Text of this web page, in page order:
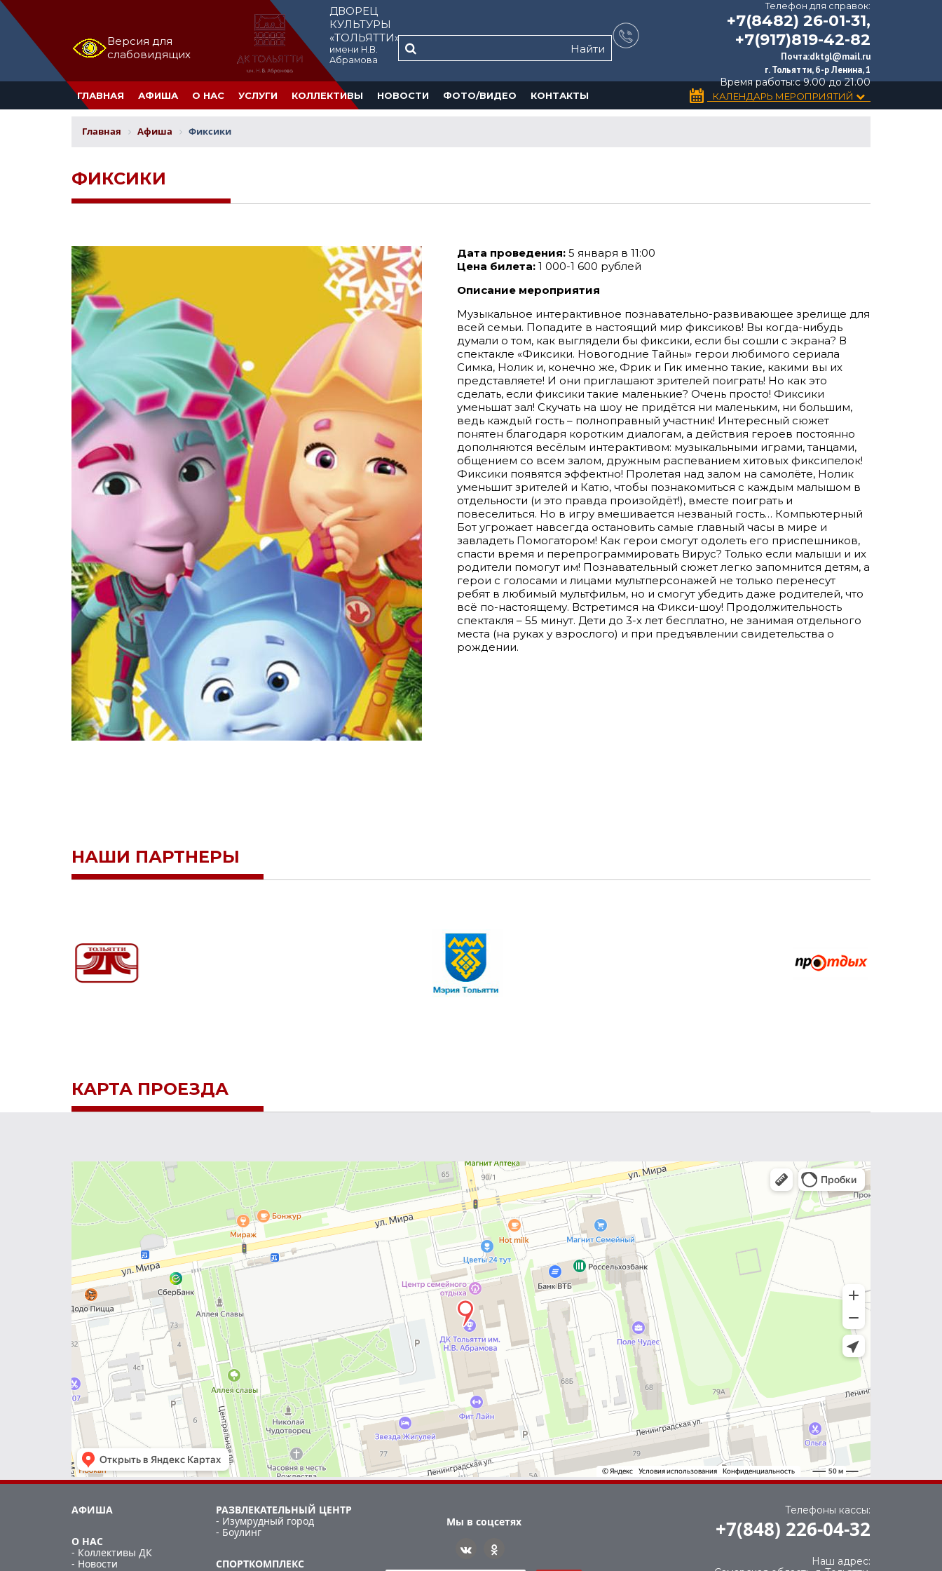
Версия для
слабовидящих
ДВОРЕЦ
КУЛЬТУРЫ
«ТОЛЬЯТТИ»
имени Н.В.
Абрамова
Найти
Телефон для справок:
+7(8482) 26-01-31,
+7(917)819-42-82
Почта:dktgl@mail.ru
г. Тольятти, б-р Ленина, 1
Время работы:с 9.00 до 21.00
ГЛАВНАЯ АФИША О НАС УСЛУГИ КОЛЛЕКТИВЫ НОВОСТИ ФОТО/ВИДЕО КОНТАКТЫ КАЛЕНДАРЬ МЕРОПРИЯТИЙ
Главная Афиша Фиксики
ФИКСИКИ
Дата проведения: 5 января в 11:00
Цена билета: 1 000-1 600 рублей
Описание мероприятия
Музыкальное интерактивное познавательно-развивающее зрелище для
всей семьи. Попадите в настоящий мир фиксиков! Вы когда-нибудь
думали о том, как выглядели бы фиксики, если бы сошли с экрана? В
спектакле «Фиксики. Новогодние Тайны» герои любимого сериала
Симка, Нолик и, конечно же, Фрик и Гик именно такие, какими вы их
представляете! И они приглашают зрителей поиграть! Но как это
сделать, если фиксики такие маленькие? Очень просто! Фиксики
уменьшат зал! Скучать на шоу не придётся ни маленьким, ни большим,
ведь каждый гость – полноправный участник! Интересный сюжет
понятен благодаря коротким диалогам, а действия героев постоянно
дополняются весёлым интерактивом: музыкальными играми, танцами,
общением со всем залом, дружным распеванием хитовых фиксипелок!
Фиксики появятся эффектно! Пролетая над залом на самолёте, Нолик
уменьшит зрителей и Катю, чтобы познакомиться с каждым малышом в
отдельности (и это правда произойдёт!), вместе поиграть и
повеселиться. Но в игру вмешивается незваный гость… Компьютерный
Бот угрожает навсегда остановить самые главный часы в мире и
завладеть Помогатором! Как герои смогут одолеть его приспешников,
спасти время и перепрограммировать Вирус? Только если малыши и их
родители помогут им! Познавательный сюжет легко запомнится детям, а
герои с голосами и лицами мультперсонажей не только перенесут
ребят в любимый мультфильм, но и смогут убедить даже родителей, что
всё по-настоящему. Встретимся на Фикси-шоу! Продолжительность
спектакля – 55 минут. Дети до 3-х лет бесплатно, не занимая отдельного
места (на руках у взрослого) и при предъявлении свидетельства о
рождении.
НАШИ ПАРТНЕРЫ
КАРТА ПРОЕЗДА
АФИША
О НАС
- Коллективы ДК
- Новости
РАЗВЛЕКАТЕЛЬНЫЙ ЦЕНТР
- Изумрудный город
- Боулинг
СПОРТКОМПЛЕКС
Мы в соцсетях
Телефоны кассы:
+7(848) 226-04-32
Наш адрес: